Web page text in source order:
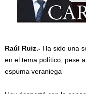
Raúl Ruiz.- Ha sido una
en el tema político, pese
espuma veraniega